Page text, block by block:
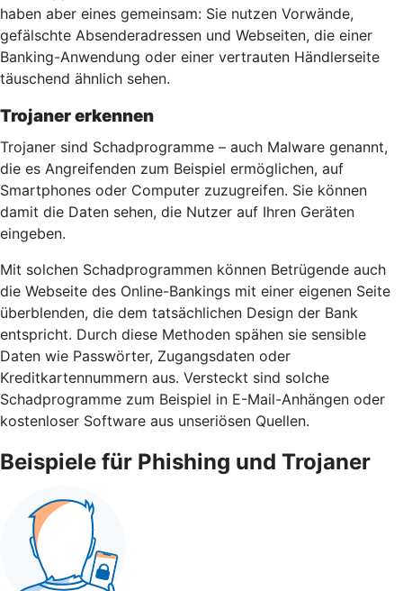
haben aber eines gemeinsam: Sie nutzen Vorwände,
gefälschte Absenderadressen und Webseiten, die einer
Banking-Anwendung oder einer vertrauten Händlerseite
täuschend ähnlich sehen.
Trojaner erkennen
Trojaner sind Schadprogramme – auch Malware genannt,
die es Angreifenden zum Beispiel ermöglichen, auf
Smartphones oder Computer zuzugreifen. Sie können
damit die Daten sehen, die Nutzer auf Ihren Geräten
eingeben.
Mit solchen Schadprogrammen können Betrügende auch
die Webseite des Online-Bankings mit einer eigenen Seite
überblenden, die dem tatsächlichen Design der Bank
entspricht. Durch diese Methoden spähen sie sensible
Daten wie Passwörter, Zugangsdaten oder
Kreditkartennummern aus. Versteckt sind solche
Schadprogramme zum Beispiel in E-Mail-Anhängen oder
kostenloser Software aus unseriösen Quellen.
Beispiele für Phishing und Trojaner